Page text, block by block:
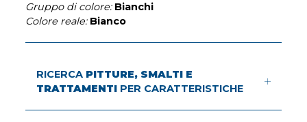
Gruppo di colore: Bianchi
Colore reale: Bianco
RICERCA PITTURE, SMALTI E
TRATTAMENTI PER CARATTERISTICHE